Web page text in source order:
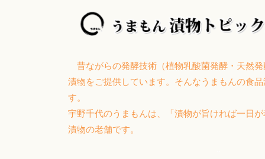
昔ながらの発酵技術（植物乳酸菌発酵・天然
漬物をご提供しています。そんなうまもんの食
す。
宇野千代のうまもんは、「漬物が旨ければ一日
漬物の老舗です。